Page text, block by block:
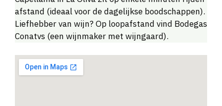
afstand (ideaal voor de dagelijkse boodschappen).
Liefhebber van wijn? Op loopafstand vind Bodegas
Conatvs (een wijnmaker met wijngaard).